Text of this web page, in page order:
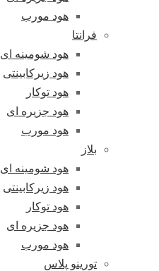
هود مورب
فرانتا
هود شومینه ای
هود زیرکابینتی
هود توکار
هود جزیره ای
هود مورب
بلاز
هود شومینه ای
هود زیرکابینتی
هود توکار
هود جزیره ای
هود مورب
تورینو پلاس